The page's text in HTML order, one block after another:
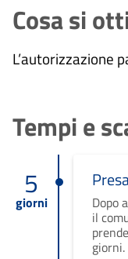
Cosa si
L’autorizzazione
Tempi e
5
giorni Dopo
il
giorni.